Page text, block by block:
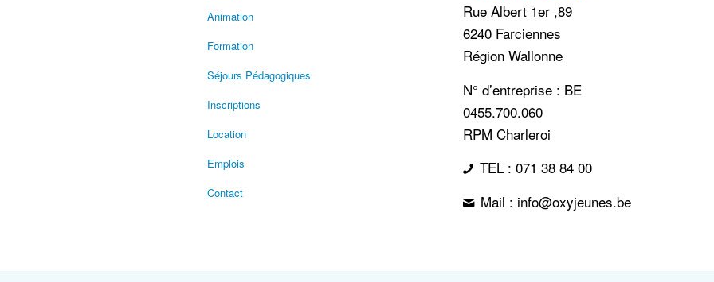
Animation
Formation
Séjours Pédagogiques
Inscriptions
Location
Emplois
Contact
Rue Albert 1er ,89
6240 Farciennes
Région Wallonne
N° d’entreprise : BE
0455.700.060
RPM Charleroi
TEL : 071 38 84 00
Mail : info@oxyjeunes.be